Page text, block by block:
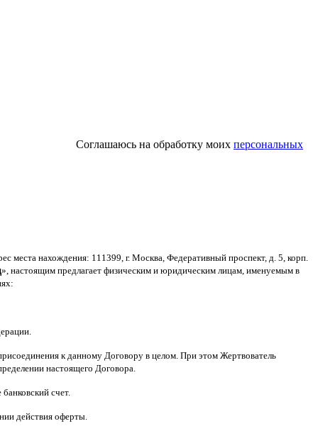
Соглашаюсь на обработку моих персональных
места нахождения: 111399, г. Москва Федеративный проспект, д . 5, корп
», настоящим предлагает физическим и юридическим лицам именуемым в
:
к данному Договору в целом При этом Жертвователь
настоящего Договора
счет.
действия оферты